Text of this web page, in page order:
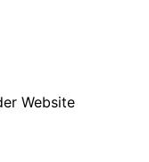
Website